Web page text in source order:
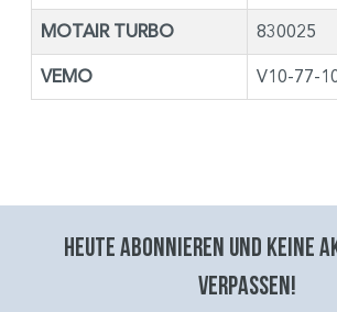
MOTAIR TURBO 830025
VEMO V10-77-
Heute abonnieren und keine
verpassen!